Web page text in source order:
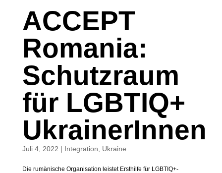
ACCEPT
Romania:
Schutzraum
für LGBTIQ+
UkrainerInnen
Juli 4, 2022 | Integration Ukraine
Die rumänische Organisation leistet Ersthilfe für LGBTIQ+-